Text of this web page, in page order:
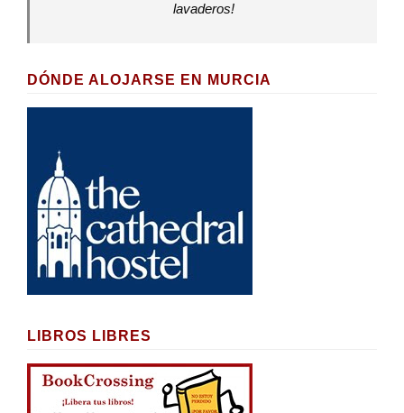
lavaderos!
DÓNDE ALOJARSE EN MURCIA
LIBROS LIBRES